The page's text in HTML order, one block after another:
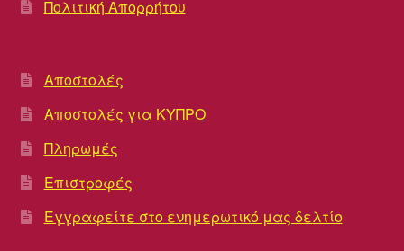
Πολιτική Απορρήτου
Αποστολές
Αποστολές για ΚΥΠΡΟ
Πληρωμές
Επιστροφές
Εγγραφείτε στο ενημερωτικό μας δελτίο